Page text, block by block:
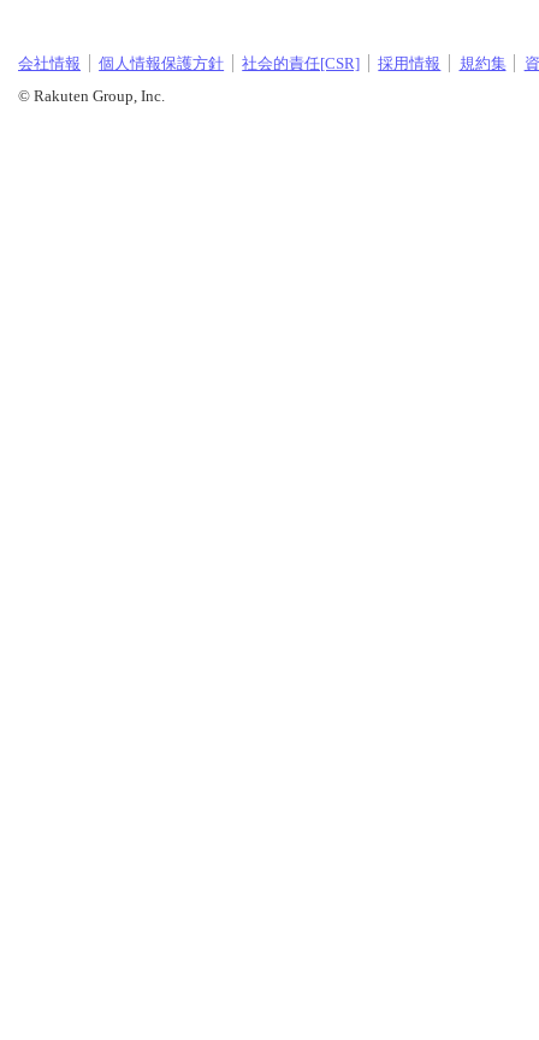
会社情報 個人情報保護方針 社会的責任[CSR] 採用情報 規約集
© Rakuten Group, Inc.